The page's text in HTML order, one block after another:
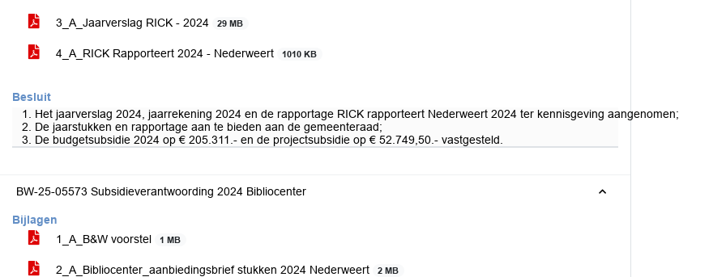
3_A_Jaarverslag RICK - 2024 29 MB
4_A_RICK Rapporteert 2024 - Nederweert 1010 KB
Besluit
1. Het jaarverslag 2024, jaarrekening 2024 en de rapportage RICK rapporteert Nederweert 2024 ter kennisgeving aangenomen;
2. De jaarstukken en rapportage aan te bieden aan de gemeenteraad;
3. De budgetsubsidie 2024 op € 205.311.- en de projectsubsidie op € 52.749,50.- vastgesteld.
BW-25-05573 Subsidieverantwoording 2024 Bibliocenter
Bijlagen
1_A_B&W voorstel
1 MB
2_A_Bibliocenter_aanbiedingsbrief stukken 2024 Nederweert 2 MB